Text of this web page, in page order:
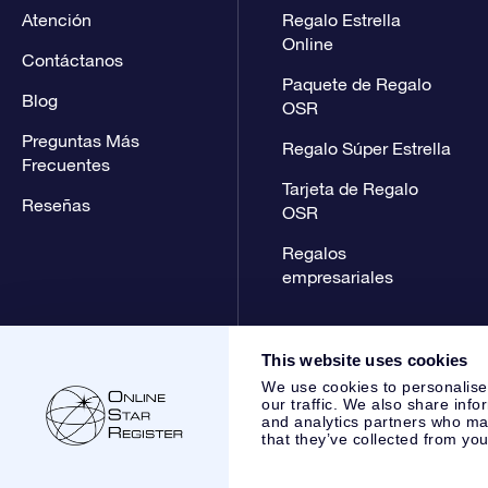
This website uses cookies
We use cookies to
our traffic. We also share
and analytics partners who
that they’ve collected from
Atención
Contáctanos
Blog
Preguntas Más
Frecuentes
Reseñas
Regalo Estrella
Online
Paquete de Regalo
OSR
Regalo Súper Estrella
Tarjeta de Regalo
OSR
Regalos
empresariales